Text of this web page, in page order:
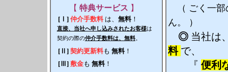
【 特典サービス 】
[Ⅰ] 仲介手数料は、 無料！
直接、当社へ申し込みされたお客様は
契約の際の仲介手数料は、無料。
[Ⅱ] 契約更新料も 無料！
[Ⅲ] 敷金も 無料！
（ ごく一部
ん。 ）
◎ 当社は
料 で、
『 便利